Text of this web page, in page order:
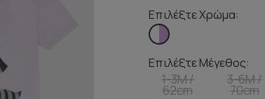
Επιλέξτε Χρώμα:
Επιλέξτε Μέγεθος:
1-3M /
62cm
3-6M /
70cm